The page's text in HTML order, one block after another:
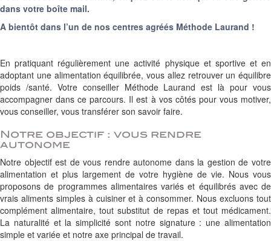
dans votre boîte mail.
A bientôt dans l’un de nos centres agréés Méthode Laurand !
En pratiquant régulièrement une activité physique et sportive et en
adoptant une alimentation équilibrée, vous allez retrouver un équilibre
poids /santé. Votre conseiller Méthode Laurand est là pour vous
accompagner dans ce parcours. Il est à vos côtés pour vous motiver,
vous conseiller, vous transférer son savoir faire.
Notre objectif : vous rendre
autonome
Notre objectif est de vous rendre autonome dans la gestion de votre
alimentation et plus largement de votre hygiène de vie. Nous vous
proposons de programmes alimentaires variés et équilibrés avec de
vrais aliments simples à cuisiner et à consommer. Nous excluons tout
complément alimentaire, tout substitut de repas et tout médicament.
La naturalité et la simplicité sont notre signature : une alimentation
simple et variée et notre axe principal de travail.